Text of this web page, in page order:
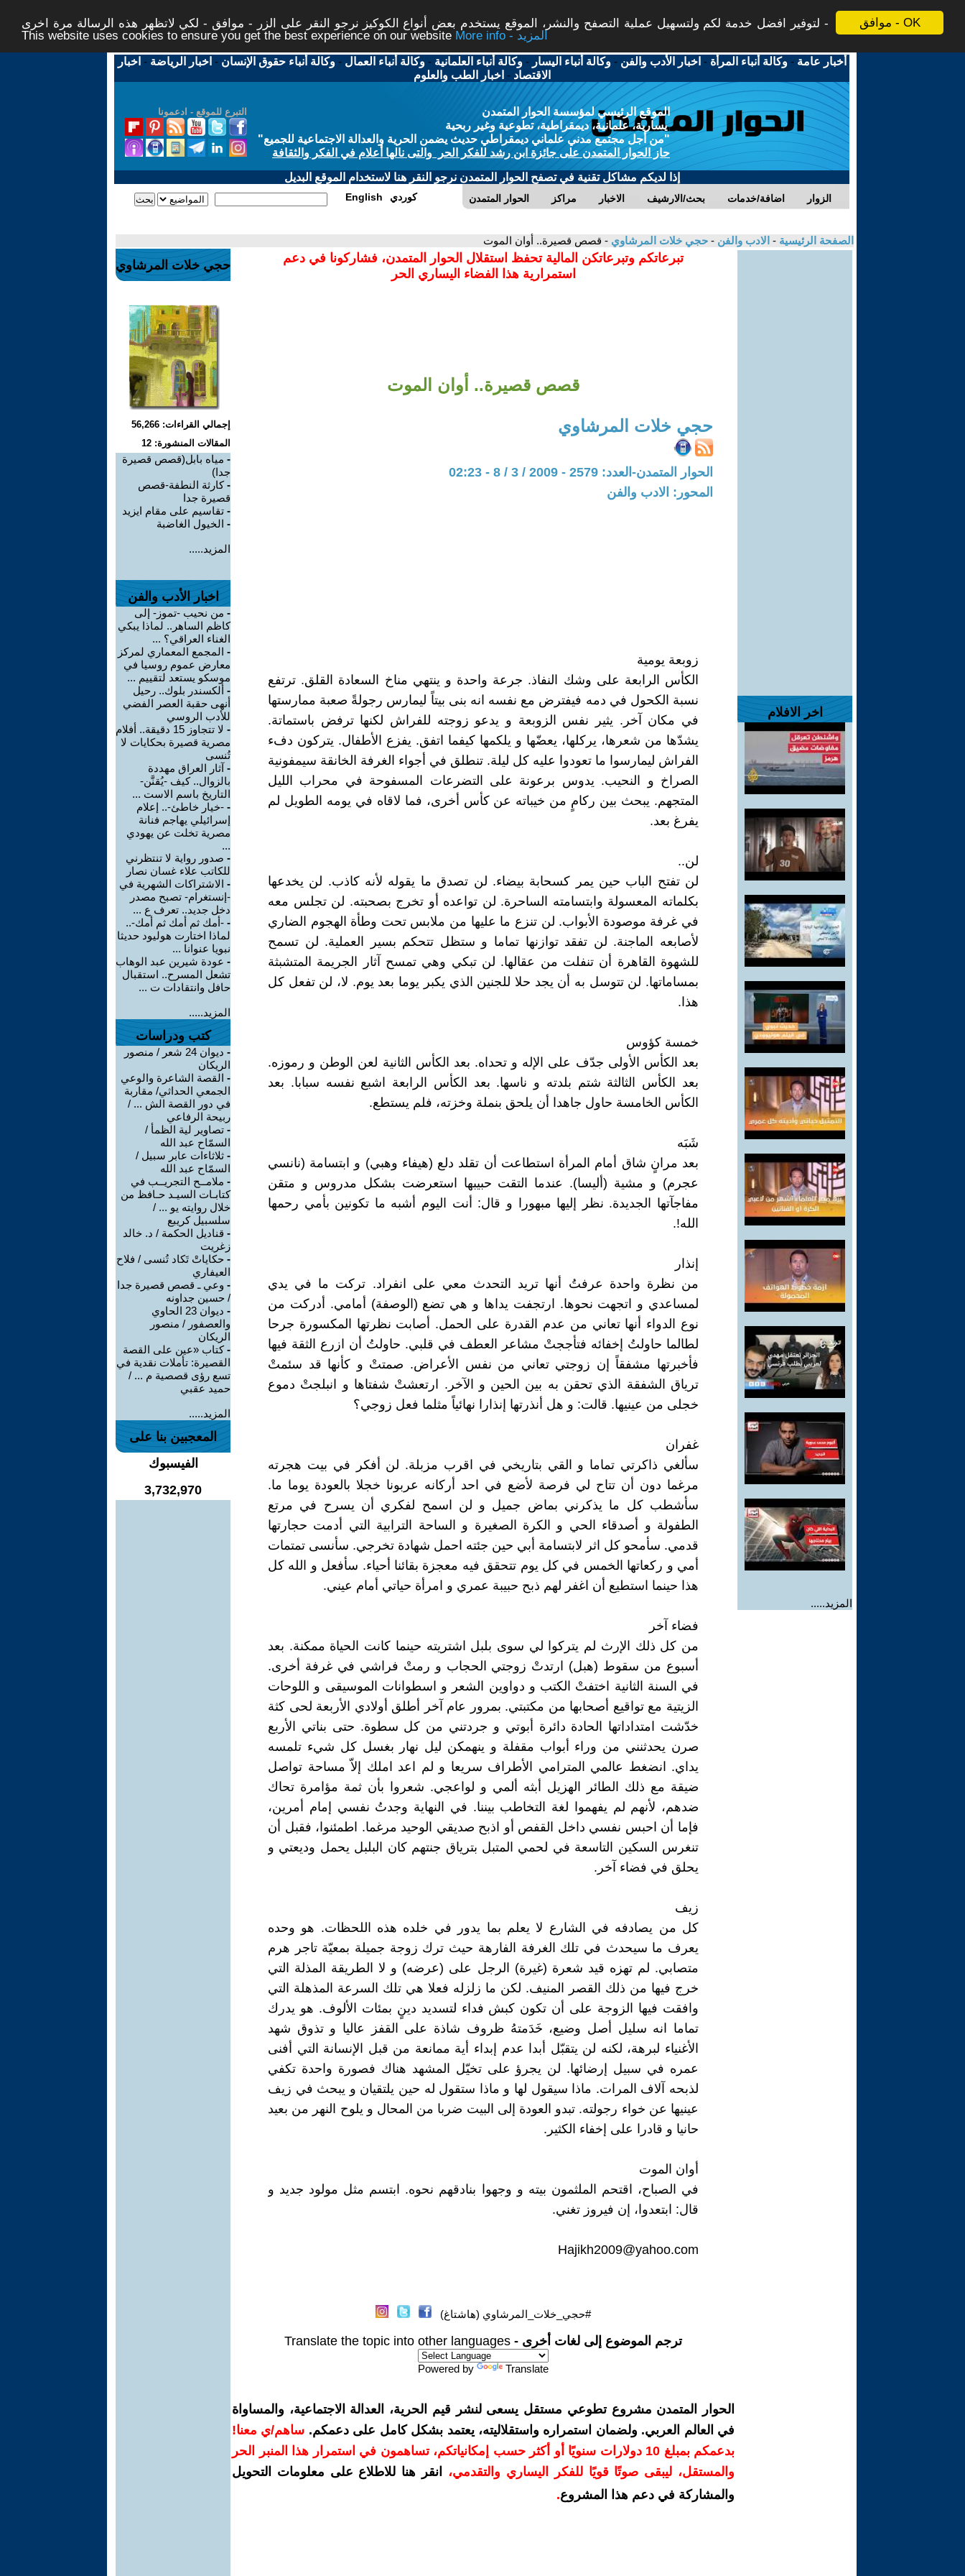
موافق - OK
لتوفير افضل خدمة لكم ولتسهيل عملية التصفح والنشر، الموقع يستخدم بعض أنواع الكوكيز نرجو النقر على الزر - موافق - لكي لاتظهر هذه الرسالة مرة اخرى -
This website uses cookies to ensure you get the best experience on our website
More info - المزيد
أخبار عامة -وكالة أنباء المرأة - اخبار الأدب والفن -وكالة أنباء اليسار -وكالة أنباء العلمانية -وكالة أنباء العمال -وكالة أنباء حقوق الإنسان - اخبار الرياضة - اخبار
الاقتصاد - اخبار الطب والعلوم
التبرع للموقع - ادعمونا
الموقع الرئيسي لمؤسسة الحوار المتمدن
يسارية، علمانية، ديمقراطية، تطوعية وغير ربحية
"من أجل مجتمع مدني علماني ديمقراطي حديث يضمن الحرية والعدالة الاجتماعية للجميع"
حاز الحوار المتمدن على جائزة ابن رشد للفكر الحر والتى نالها أعلام في الفكر والثقافة
إذا لديكم مشاكل تقنية في تصفح الحوار المتمدن نرجو النقر هنا لاستخدام الموقع البديل
الحوار المتمدن مراكز الاخبار بحث/الارشيف اضافة/خدمات الزوار English كوردي
الصفحة الرئيسية - الادب والفن - حجي خلات المرشاوي - قصص قصيرة.. أوان الموت
اخر الافلام
المزيد.....
تبرعاتكم وتبرعاتكن المالية تحفظ استقلال الحوار المتمدن، فشاركونا في دعم
استمرارية هذا الفضاء اليساري الحر
قصص قصيرة.. أوان الموت
حجي خلات المرشاوي
الحوار المتمدن-العدد: 2579 - 2009 / 3 / 8 - 02:23
المحور: الادب والفن
زوبعة يومية
الكأس الرابعة على وشك النفاذ. جرعة واحدة و ينتهي مناخ السعادة القلق. ترتفع
نسبة الكحول في دمه فيفترض مع نفسه انه بنى بيتاً ليمارس رجولةً صعبة ممارستها
في مكان آخر. يثير نفس الزوبعة و يدعو زوجته للفراش لكنها ترفض باستماتة.
يشدّها من شعرها، يركلها، يعضّها و يلكمها كيفما اتفق. يفزع الأطفال. يتركون دفء
الفراش ليمارسوا ما تعودوا عليه كل ليلة. تنطلق في أجواء الغرفة الخانقة سيمفونية
الصراخ و النحيب. يدوس برعونة على التضرعات المسفوحة في محراب الليل
المتجهم. يبحث بين ركامٍ من خيباته عن كأس أخرى، فما لاقاه في يومه الطويل لم
يفرغ بعد.
لن..
لن تفتح الباب حين يمر كسحابة بيضاء. لن تصدق ما يقوله لأنه كاذب. لن يخدعها
بكلماته المعسولة وابتسامته الساحرة. لن تواعده أو تخرج بصحبته. لن تجلس معه
في غرفة موصودة الأبواب. لن تنزع ما عليها من ملابس تحت وطأة الهجوم الضاري
لأصابعه الماجنة. لن تفقد توازنها تماما و ستظل تتحكم بسير العملية. لن تسمح
للشهوة القاهرة أن تنفلت من عقالها. لن تبكي وهي تمسح آثار الجريمة المتشبثة
بمساماتها. لن تتوسل به أن يجد حلا للجنين الذي يكبر يوما بعد يوم. لا، لن تفعل كل
هذا.
خمسة كؤوس
بعد الكأس الأولى جدّف على الإله و تحداه. بعد الكأس الثانية لعن الوطن و رموزه.
بعد الكأس الثالثة شتم بلدته و ناسها. بعد الكأس الرابعة اشبع نفسه سبابا. بعد
الكأس الخامسة حاول جاهدا أن يلحق بنملة وخزته، فلم يستطع.
شَبَه
بعد مرانٍ شاق أمام المرأة استطاعت أن تقلد دلع (هيفاء وهبي) و ابتسامة (نانسي
عجرم) و مشية (أليسا). عندما التقت حبيبها استعرضت بشكل مدروس و متقن
مفاجآتها الجديدة. نظر إليها مبهورا و قال: أنت اليوم أشبه ما تكونين بأمي رحمها
الله!.
إنذار
من نظرة واحدة عرفتُ أنها تريد التحدث معي على انفراد. تركت ما في يدي
لمساعدي و اتجهت نحوها. ارتجفت يداها و هي تضع (الوصفة) أمامي. أدركت من
نوع الدواء أنها تعاني من عدم القدرة على الحمل. أصابت نظرتها المكسورة جرحا
لطالما حاولتُ إخفائه فتأججتْ مشاعر العطف في قلبي. حاولتُ أن ازرع الثقة فيها
فأخبرتها مشفقاً إن زوجتي تعاني من نفس الأعراض. صمتتْ و كأنها قد سئمتْ
ترياق الشفقة الذي تحقن به بين الحين و الآخر. ارتعشتْ شفتاها و انبلجتْ دموع
خجلى من عينيها. قالت: و هل أنذرتها إنذارا نهائياً مثلما فعل زوجي؟
غفران
سألغي ذاكرتي تماما و القي بتاريخي في اقرب مزبلة. لن أفكر في بيت هجرته
مرغما دون أن تتاح لي فرصة لأضع في احد أركانه عربونا خجلا بالعودة يوما ما.
سأشطب كل ما يذكرني بماض جميل و لن اسمح لفكري أن يسرح في مرتع
الطفولة و أصدقاء الحي و الكرة الصغيرة و الساحة الترابية التي أدمت حجارتها
قدمي. سأمحو كل اثر لابتسامة أبي حين جئته احمل شهادة تخرجي. سأنسى تمتمات
أمي و ركعاتها الخمس في كل يوم تتحقق فيه معجزة بقائنا أحياء. سأفعل و الله كل
هذا حينما استطيع أن اغفر لهم ذبح حبيبة عمري و امرأة حياتي أمام عيني.
فضاء آخر
من كل ذلك الإرث لم يتركوا لي سوى بلبل اشتريته حينما كانت الحياة ممكنة. بعد
أسبوع من سقوط (هبل) ارتدتْ زوجتي الحجاب و رمتْ فراشي في غرفة أخرى.
في السنة الثانية اختفتْ الكتب و دواوين الشعر و اسطوانات الموسيقى و اللوحات
الزيتية مع تواقيع أصحابها من مكتبتي. بمرور عام آخر أطلق أولادي الأربعة لحى كثة
خدّشت امتداداتها الحادة دائرة أبوتي و جردتني من كل سطوة. حتى بناتي الأربع
صرن يحدثنني من وراء أبواب مقفلة و ينهمكن ليل نهار بغسل كل شيء تلمسه
يداي. انضغط عالمي المترامي الأطراف سريعا و لم اعد املك إلاّ مساحة تواصل
ضيقة مع ذلك الطائر الهزيل أبثه ألمي و لواعجي. شعروا بأن ثمة مؤامرة تحاك
ضدهم، لأنهم لم يفهموا لغة التخاطب بيننا. في النهاية وجدتُ نفسي إمام أمرين،
فإما أن احبس نفسي داخل القفص أو اذبح صديقي الوحيد مرغما. اطمئنوا، فقبل أن
تنغرس السكين التاسعة في لحمي المتبل بترياق جنتهم كان البلبل يحمل وديعتي و
يحلق في فضاء آخر.
زيف
كل من يصادفه في الشارع لا يعلم بما يدور في خلده هذه اللحظات. هو وحده
يعرف ما سيحدث في تلك الغرفة الفارهة حيث ترك زوجة جميلة بمعيّة تاجر هرم
متصابي. لم تهزه قيد شعرة (غيرة) الرجل على (عرضه) و لا الطريقة المذلة التي
خرج فيها من ذلك القصر المنيف. لكن ما زلزله فعلا هي تلك السرعة المذهلة التي
وافقت فيها الزوجة على أن تكون كبش فداء لتسديد دينٍ بمئات الألوف. هو يدرك
تماما انه سليل أصل وضيع، خَدَمتهُ ظروف شاذة على القفز عاليا و تذوق شهد
الأغنياء لبرهة، لكنه لن يتقبّل أبدا عدم إبداء أية ممانعة من قبل الإنسانة التي أفنى
عمره في سبيل إرضائها. لن يجرؤ على تخيّل المشهد هناك فصورة واحدة تكفي
لذبحه آلاف المرات. ماذا سيقول لها و ماذا ستقول له حين يلتقيان و يبحث في زيف
عينيها عن خواء رجولته. تبدو العودة إلى البيت ضربا من المحال و يلوح النهر من بعيد
حانيا و قادرا على إخفاء الكثير.
أوان الموت
في الصباح، اقتحم الملثمون بيته و وجهوا بنادقهم نحوه. ابتسم مثل مولود جديد و
قال: ابتعدوا، إن فيروز تغني.
Hajikh2009@yahoo.com
#حجي_خلات_المرشاوي (هاشتاغ)
ترجم الموضوع إلى لغات أخرى - Translate the topic into other languages
Powered by Translate
الحوار المتمدن مشروع تطوعي مستقل يسعى لنشر قيم الحرية، العدالة الاجتماعية، والمساواة
في العالم العربي. ولضمان استمراره واستقلاليته، يعتمد بشكل كامل على دعمكم. ساهم/ي معنا!
بدعمكم بمبلغ 10 دولارات سنويًا أو أكثر حسب إمكانياتكم، تساهمون في استمرار هذا المنبر الحر
والمستقل، ليبقى صوتًا قويًا للفكر اليساري والتقدمي،
انقر هنا للاطلاع على معلومات التحويل
والمشاركة في دعم هذا المشروع.
حجي خلات المرشاوي
إجمالي القراءات: 56,266
المقالات المنشورة: 12
- مياه بابل(قصص قصيرة
جدا)
-كارثة النطفة-قصص
قصيرة جدا
- تقاسيم على مقام ايزيد
- الخيول الغاضبة
المزيد.....
اخبار الأدب والفن
- من نحيب -تموز- إلى
كاظم الساهر.. لماذا يبكي
الغناء العراقي؟ ...
- المجمع المعماري لمركز
معارض عموم روسيا في
موسكو يستعد لتقييم ...
- ألكسندر بلوك.. رحيل
أنهى حقبة العصر الفضي
للأدب الروسي
-
لا تتجاوز 15 دقيقة.. أفلام
مصرية قصيرة بحكايات لا
تُنسى
- آثار العراق مهددة
بالزوال.. كيف -يُقنَّن-
التاريخ باسم الاست ...
- -خيار خاطئ-.. إعلام
إسرائيلي يهاجم فنانة
مصرية تخلت عن يهودي
...
- صدور رواية لا تنتظرني
للكاتب علاء غسان نصار
- الاشتراكات الشهرية في
-إنستغرام- تصبح مصدر
دخل جديد.. تعرف ع ...
- -أمك ثم أمك ثم أمك-..
لماذا اختارت هوليود حديثا
نبويا عنوانا ...
- عودة شيرين عبد الوهاب
تشعل المسرح.. استقبال
حافل وانتقادات ت ...
المزيد.....
كتب ودراسات
-
ديوان 24 شعر / منصور
الريكان
- القصة الشاعرة والوعي
الجمعي الحداثي/ مقاربة
في دور القصة الش ... /
ربيحة الرفاعي
- تصاوير لية الظمأ /
السمّاح عبد الله
- ثلاثاءات عابر سبيل /
السمّاح عبد الله
- ملامــح التجريــب في
كتابـات السيـد حـافظ من
خلال روايته يو ... /
سلسبيل كريبع
- قناديل الحكمة / د. خالد
زغريت
- حكاياتْ تَكاد تُنسى / فلاح
العيفاري
- وعي ـ قصص قصيرة جدا
/ حسين جداونه
-
ديوان 23 الحاوي
والعصفور / منصور
الريكان
-كتاب «عين على القصة
القصيرة: تأملات نقدية في
تسع رؤى قصصية م ... /
حميد عقبي
المزيد.....
المعجبين بنا على
الفيسبوك
3,732,970